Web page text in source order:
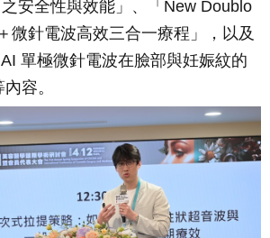
安全性與效能」、「New Doublo
微針電波高效三合一療程」，以及
AI 單極微針電波在臉部與妊娠紋的
容。